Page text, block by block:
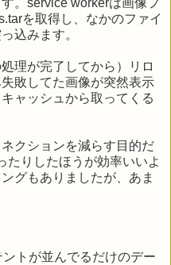
。service workerは画像フ
を取得し、なかのファイ
込みます。
理が完了してから）リロ
敗してた画像が突然表示
ャッシュから取ってくる
クションを減らす目的だ
たりしたほうが効率いいよ
グもありましたが、あま
トが並んでるだけのデー